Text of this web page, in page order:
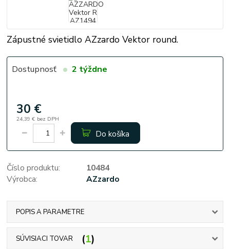
Zápustné svietidlo AZzardo Vektor round.
Dostupnosť 2 týždne
30 €
24,39 € bez DPH
Do košíka
Číslo produktu:
10484
Výrobca:
AZzardo
POPIS A PARAMETRE
SÚVISIACI TOVAR 1